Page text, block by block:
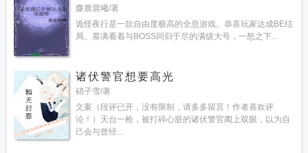
麋鹿晨曦/著
诡怪夜行是一款自由度极高的全息游戏。恭喜玩家达成BE结
局。慕漓看着与BOSS同归于尽的满级大号，一怒之下...
诸伏警官想要高光
硝子雪/著
文案（段评已开，没有限制，请多多留言！作者喜欢评
论！）天台一枪，被打碎心脏的诸伏警官阖上双眼，以为自
己会与曾经...